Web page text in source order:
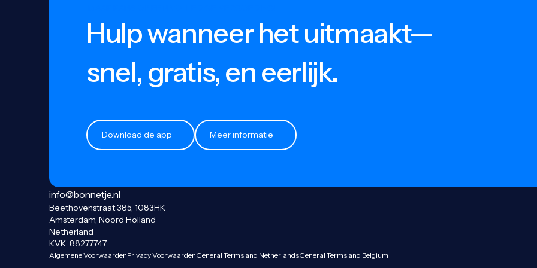
Hulp wanneer het uitmaakt—
snel, gratis, en eerlijk.
Download de app
Download de app
Meer informatie
Meer informatie
Proceskostenvergoeding
NEDERLANDSE DIENSTEN
Rijbewijs kwijt
VSO-Check
BKR-Registratie
info@bonnetje.nl
Beethovenstraat 385, 1083HK
Amsterdam, Noord Holland
Netherland
KVK: 88277747
Algemene VoorwaardenPrivacy VoorwaardenGeneral Terms and NetherlandsGeneral Terms and Belgium